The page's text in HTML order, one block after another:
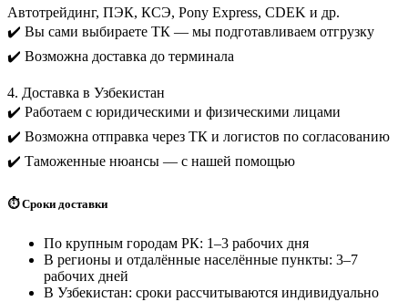
Автотрейдинг, ПЭК, КСЭ, Pony Express, CDEK и др.
✔️ Вы сами выбираете ТК — мы подготавливаем отгрузку
✔️ Возможна доставка до терминала
4. Доставка в Узбекистан
✔️ Работаем с юридическими и физическими лицами
✔️ Возможна отправка через ТК и логистов по согласованию
✔️ Таможенные нюансы — с нашей помощью
⏱️ Сроки доставки
По крупным городам РК: 1–3 рабочих дня
В регионы и отдалённые населённые пункты: 3–7
рабочих дней
В Узбекистан: сроки рассчитываются индивидуально